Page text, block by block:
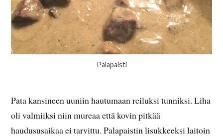
Palapaisti
Pata kansineen uuniin hautumaan reiluksi tunniksi. Liha
oli valmiiksi niin mureaa että kovin pitkää
haudususaikaa ei tarvittu. Palapaistin lisukkeeksi laitoin